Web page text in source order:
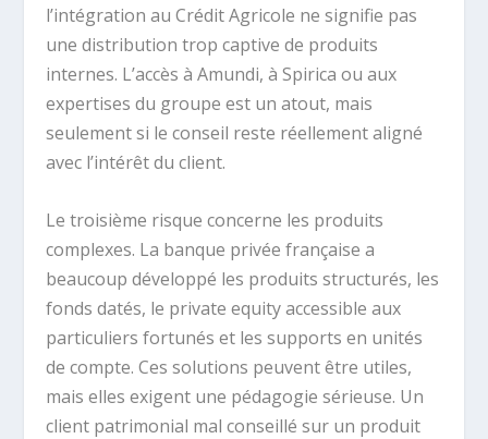
l’intégration au Crédit Agricole ne signifie pas
une distribution trop captive de produits
internes. L’accès à Amundi, à Spirica ou aux
expertises du groupe est un atout, mais
seulement si le conseil reste réellement aligné
avec l’intérêt du client.
Le troisième risque concerne les produits
complexes. La banque privée française a
beaucoup développé les produits structurés, les
fonds datés, le private equity accessible aux
particuliers fortunés et les supports en unités
de compte. Ces solutions peuvent être utiles,
mais elles exigent une pédagogie sérieuse. Un
client patrimonial mal conseillé sur un produit